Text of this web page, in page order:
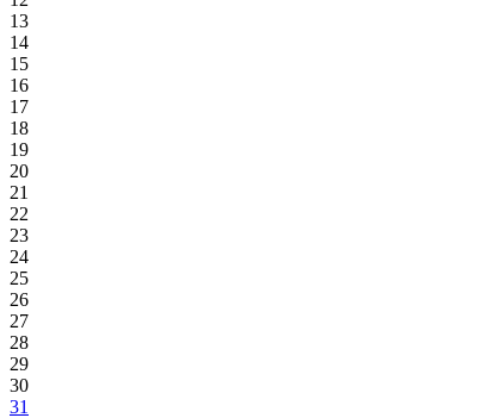
13
14
15
16
17
18
19
20
21
22
23
24
25
26
27
28
29
30
31